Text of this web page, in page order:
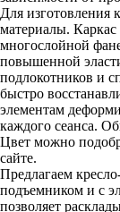
Для изготовления
материалы.
многослойной
повышенной
подлокотников и
быстро
элементам
каждого сеанса.
Цвет можно
сайте.
Предлагаем
подъемником и с
позволяет